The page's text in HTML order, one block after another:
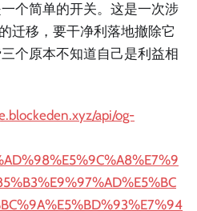
个简单的开关。这是一次涉
迁移，要干净利落地撤除它
个原本不知道自己是利益相
api/og-